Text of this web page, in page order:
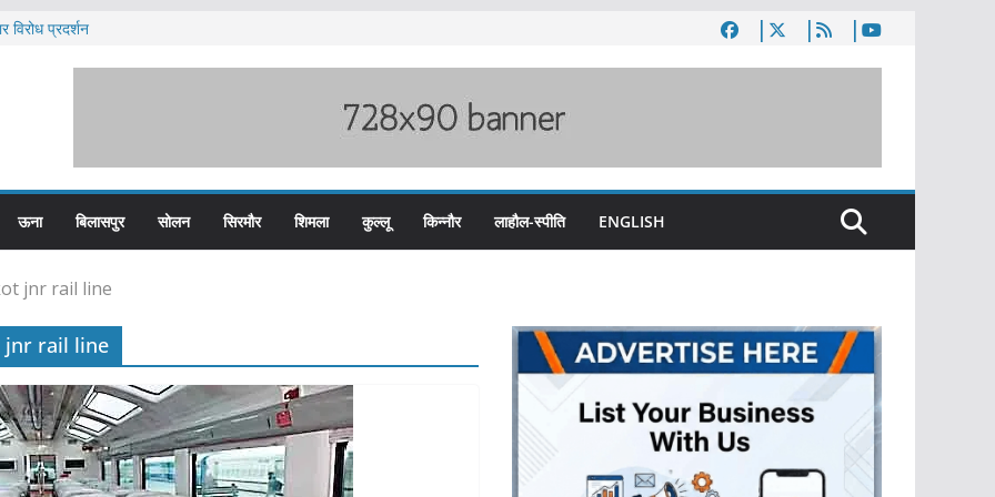
विरोध प्रदर्शन
बारिश का अलर्ट ज़ारी
ऊना बिलासपुर सोलन सिरमौर शिमला कुल्लू किन्नौर लाहौल-स्पीति ENGLISH
jnr rail line
jnr rail line